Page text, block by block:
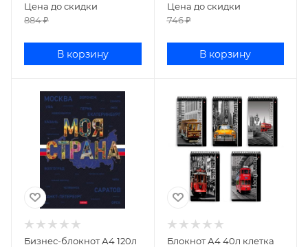
Цена до скидки
884₽
В корзину
Цена до скидки
746₽
В корзину
Бизнес-блокнот А4 120л
Блокнот А4 40л клетка